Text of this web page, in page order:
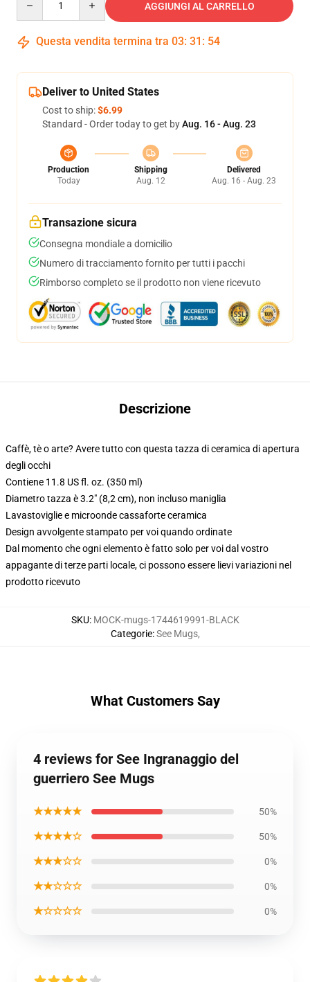
AGGIUNGI AL CARRELLO
Questa vendita termina tra 03: 31 : 54
Deliver to United States
Cost to ship:$6.99
Standard - Order today to get byAug. 16 - Aug. 23
Production
Today
Shipping
Aug. 12
Delivered
Aug. 16 - Aug. 23
Transazione sicura
Consegna mondiale a domicilio
Numero di tracciamento fornito per tutti i pacchi
Rimborso completo se il prodotto non viene ricevuto
Descrizione
Caffè, tè o arte? Avere tutto con questa tazza di ceramica di apertura
degli occhi
Contiene 11.8 US fl. oz. (350 ml)
Diametro tazza è 3.2" (8,2 cm), non incluso maniglia
Lavastoviglie e microonde cassaforte ceramica
Design avvolgente stampato per voi quando ordinate
Dal momento che ogni elemento è fatto solo per voi dal vostro
appagante di terze parti locale, ci possono essere lievi variazioni nel
prodotto ricevuto
SKU: MOCK-mugs-1744619991-BLACK
Categorie:See Mugs,
What Customers Say
4 reviews for See Ingranaggio del
guerriero See Mugs
★★★★★ 50%
★★★★☆ 50%
★★★☆☆ 0%
★★☆☆☆ 0%
★☆☆☆☆ 0%